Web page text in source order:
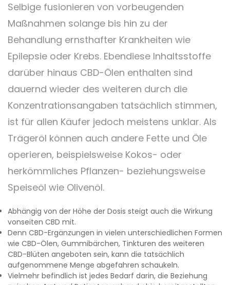
Selbige fusionieren von vorbeugenden
Maßnahmen solange bis hin zu der
Behandlung ernsthafter Krankheiten wie
Epilepsie oder Krebs. Ebendiese Inhaltsstoffe
darüber hinaus CBD-Ölen enthalten sind
dauernd wieder des weiteren durch die
Konzentrationsangaben tatsächlich stimmen,
ist für allen Käufer jedoch meistens unklar. Als
Trägeröl können auch andere Fette und Öle
operieren, beispielsweise Kokos- oder
herkömmliches Pflanzen- beziehungsweise
Speiseöl wie Olivenöl.
Abhängig von der Höhe der Dosis steigt auch die Wirkung
vonseiten CBD mit.
Denn CBD-Ergänzungen in vielen unterschiedlichen Formen
wie CBD-Ölen, Gummibärchen, Tinkturen des weiteren
CBD-Blüten angeboten sein, kann die tatsächlich
aufgenommene Menge abgefahren schaukeln.
Vielmehr befindlich ist jedes Bedarf darin, die Beziehung